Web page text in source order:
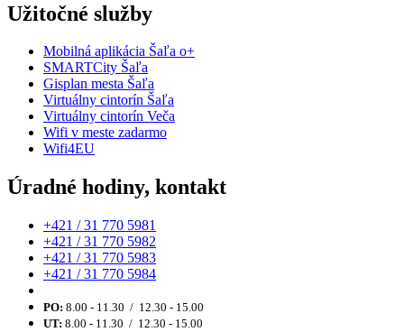
Užitočné služby
Mobilná aplikácia Šaľa o+
SMARTCity Šaľa
Gisplan mesta Šaľa
Virtuálny cintorín Šaľa
Virtuálny cintorín Veča
Wifi v meste zadarmo
Wifi4EU
Úradné hodiny, kontakt
+421 / 31 770 5981
+421 / 31 770 5982
+421 / 31 770 5983
+421 / 31 770 5984
PO: 8.00 - 11.30 / 12.30 - 15.00
UT: 8.00 - 11.30 / 12.30 - 15.00